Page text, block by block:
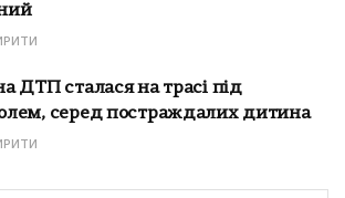
ДТП сталася на трасі під
серед постраждалих дитина